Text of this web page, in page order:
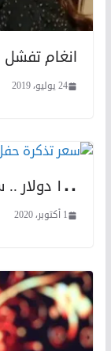
انغام تفشل
24 يوليو، 2019
١٠٠ دولار .. سعر تذكرة حفل أنغام في القاهرة
1 أكتوبر، 2020